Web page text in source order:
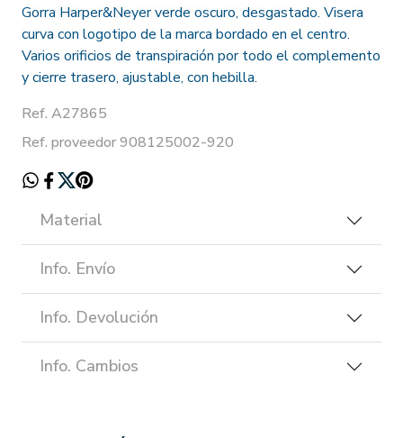
Gorra Harper&Neyer verde oscuro, desgastado. Visera
curva con logotipo de la marca bordado en el centro.
Varios orificios de transpiración por todo el complemento
y cierre trasero, ajustable, con hebilla.
Ref. A27865
Ref. proveedor 908125002-920
Material
Info. Envío
Info. Devolución
Info. Cambios